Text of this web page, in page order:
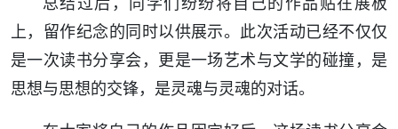
上，留作纪念的同时以供展示。此次活动已经不仅仅
是一次读书分享会，更是一场艺术与文学的碰撞，是
思想与思想的交锋，是灵魂与灵魂的对话。